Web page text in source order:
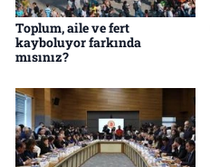
Toplum, aile ve fert
kayboluyor farkında
mısınız?